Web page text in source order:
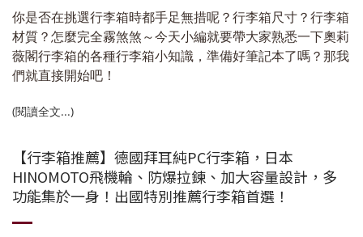
你是否在挑選行李箱時都手足無措呢？行李箱尺寸？行李箱
材質？怎麼完全霧煞煞～今天小編就要帶大家熟悉一下奧莉
薇閣行李箱的各種行李箱小知識，準備好筆記本了嗎？那我
們就直接開始吧！
(閱讀全文...)
【行李箱推薦】德國拜耳純PC行李箱，日本
HINOMOTO飛機輪、防爆拉鍊、加大容量設計，多
功能集於一身！出國特別推薦行李箱首選！